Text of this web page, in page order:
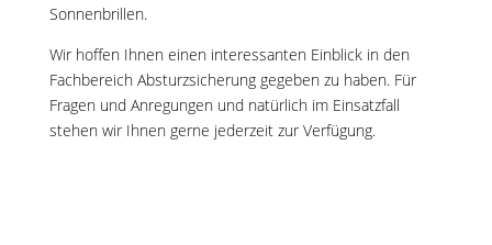
Sonnenbrillen.
Wir hoffen Ihnen einen interessanten Einblick in den
Fachbereich Absturzsicherung gegeben zu haben. Für
Fragen und Anregungen und natürlich im Einsatzfall
stehen wir Ihnen gerne jederzeit zur Verfügung.